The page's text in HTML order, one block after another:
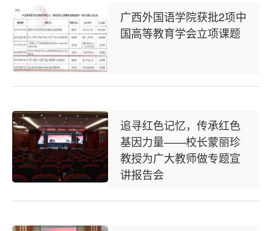
广西外国语学院获批2项中
国高等教育学会立项课题
追寻红色记忆，传承红色
基因力量——校长蒙丽珍
教授为广大教师做专题宣
讲报告会